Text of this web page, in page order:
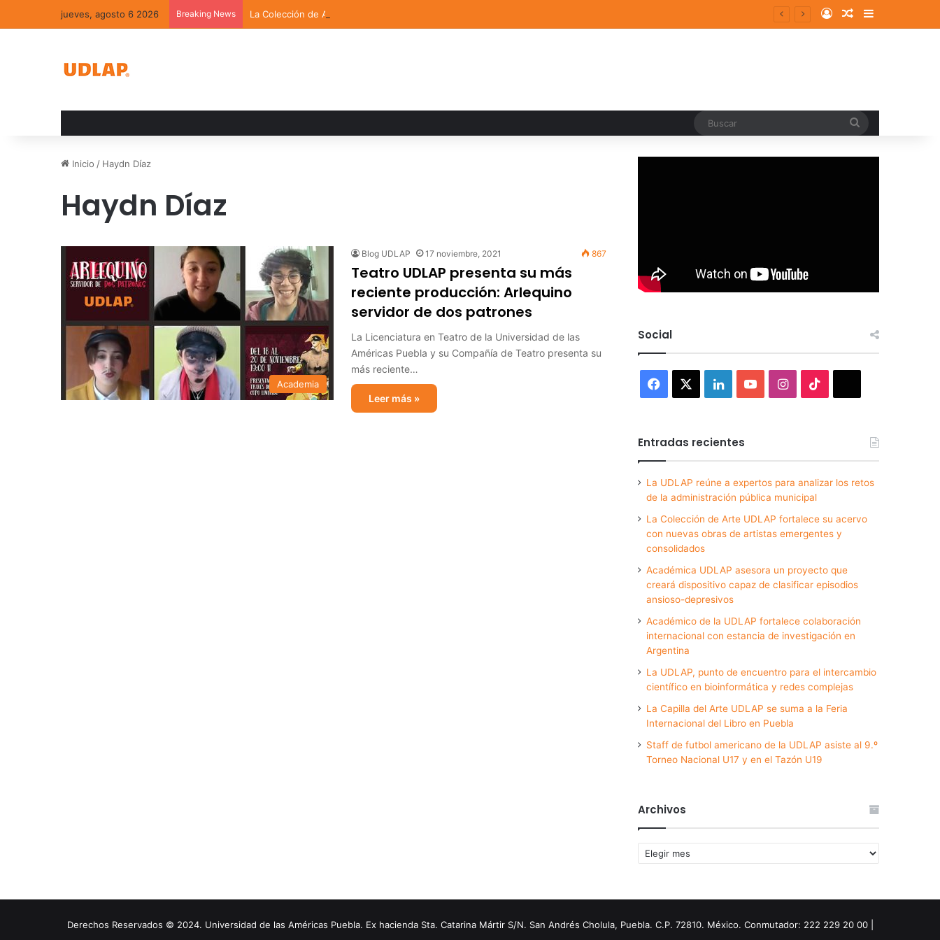
jueves, agosto 6 2026 Breaking News La Colección de Arte UDLAP fortalece su acervo con nuevas obras de artistas emergentes y consolidados Log InRandom Article
Sidebar
Inicio / Haydn Díaz
Haydn Díaz
Academia
Blog UDLAP 17 noviembre, 2021 867
Teatro UDLAP presenta su más
reciente producción: Arlequino
servidor de dos patrones
La Licenciatura en Teatro de la Universidad de las
Américas Puebla y su Compañía de Teatro presenta su
más reciente…
Leer más »
Social
Facebook LinkedInYouTubeInstagram
Entradas recientes
La UDLAP reúne a expertos para analizar los retos
de la administración pública municipal
La Colección de Arte UDLAP fortalece su acervo
con nuevas obras de artistas emergentes y
consolidados
Académica UDLAP asesora un proyecto que
creará dispositivo capaz de clasificar episodios
ansioso-depresivos
Académico de la UDLAP fortalece colaboración
internacional con estancia de investigación en
Argentina
La UDLAP, punto de encuentro para el intercambio
científico en bioinformática y redes complejas
La Capilla del Arte UDLAP se suma a la Feria
Internacional del Libro en Puebla
Staff de futbol americano de la UDLAP asiste al 9.º
Torneo Nacional U17 y en el Tazón U19
Archivos
Archivos
Derechos Reservados © 2024. Universidad de las Américas Puebla. Ex hacienda Sta. Catarina Mártir S/N. San Andrés Cholula, Puebla. C.P. 72810. México. Conmutador: 222 229 20 00 |